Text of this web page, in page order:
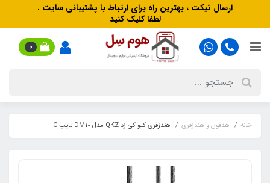
ارسال تیکت ، بهترین راه برای ارتباط با پشتیبانی سایت .
لطفا کلیک کنید
0
خانه هدفون‌ و‌ هندزفری هندزفری کیو کی زد QKZ مدل DM10 تایپ C